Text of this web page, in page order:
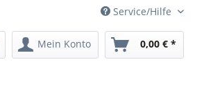
Service/Hilfe
Mein Konto 0,00 € *